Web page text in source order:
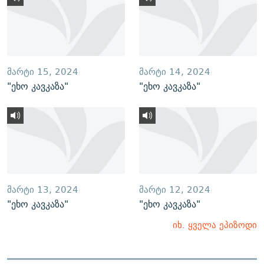
ᲛᲐᲠᲢᲘ 15, 2024
"ეხო კავკაზა"
ᲛᲐᲠᲢᲘ 14, 2024
"ეხო კავკაზა"
ᲛᲐᲠᲢᲘ 13, 2024
"ეხო კავკაზა"
ᲛᲐᲠᲢᲘ 12, 2024
"ეხო კავკაზა"
იხ. ყველა ეპიზოდი